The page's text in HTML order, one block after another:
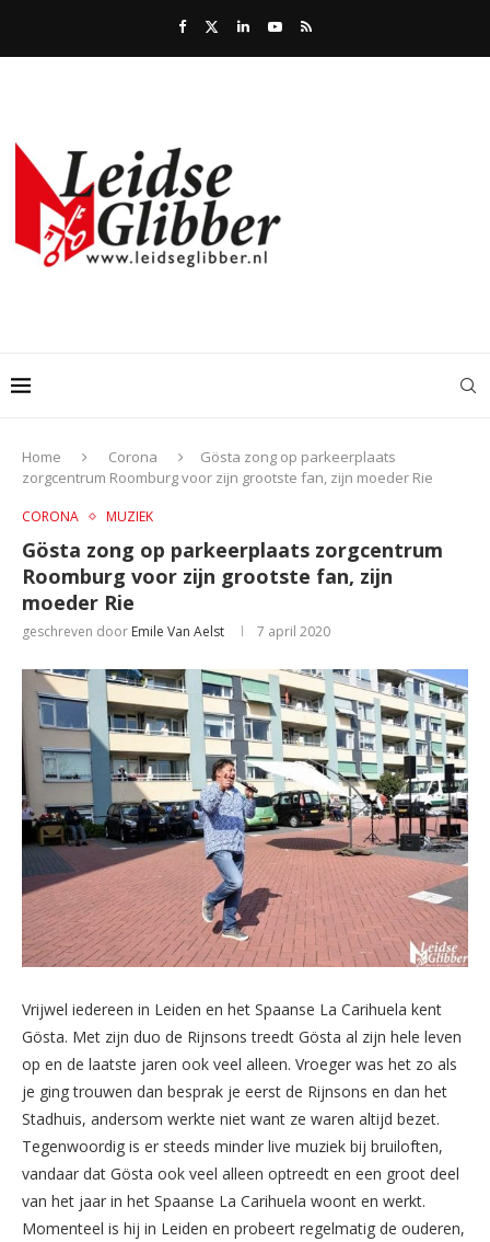
Home Corona
Gösta zong op parkeerplaats
zorgcentrum Roomburg voor zijn grootste fan, zijn moeder Rie
CORONA MUZIEK
Gösta zong op parkeerplaats zorgcentrum
Roomburg voor zijn grootste fan, zijn
moeder Rie
geschreven door Emile Van Aelst 7 april 2020
Vrijwel iedereen in Leiden en het Spaanse La Carihuela kent
Gösta. Met zijn duo de Rijnsons treedt Gösta al zijn hele leven
op en de laatste jaren ook veel alleen. Vroeger was het zo als
je ging trouwen dan besprak je eerst de Rijnsons en dan het
Stadhuis, andersom werkte niet want ze waren altijd bezet.
Tegenwoordig is er steeds minder live muziek bij bruiloften,
vandaar dat Gösta ook veel alleen optreedt en een groot deel
van het jaar in het Spaanse La Carihuela woont en werkt.
Momenteel is hij in Leiden en probeert regelmatig de ouderen,